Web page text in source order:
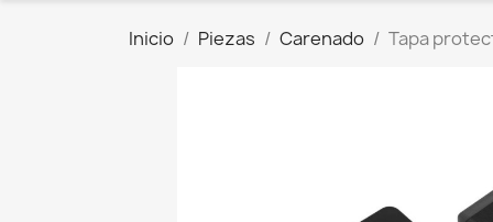
Inicio Piezas Carenado Tapa